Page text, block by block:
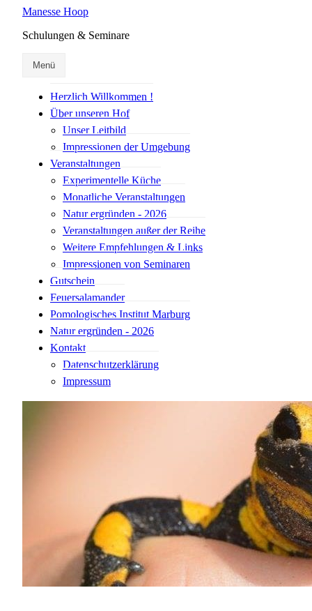
Manesse Hoop
Schulungen & Seminare
Menü
Herzlich Willkommen !
Über unseren Hof
Unser Leitbild
Impressionen der Umgebung
Veranstaltungen
Experimentelle Küche
Monatliche Veranstaltungen
Natur ergründen - 2026
Veranstaltungen außer der Reihe
Weitere Empfehlungen & Links
Impressionen von Seminaren
Gutschein
Feuersalamander
Pomologisches Institut Marburg
Natur ergründen - 2026
Kontakt
Datenschutzerklärung
Impressum